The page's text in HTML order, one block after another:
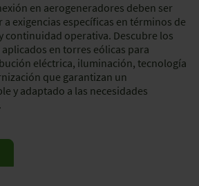
en aerogeneradores deben ser
a exigencias específicas en términos de
continuidad operativa. Descubre los
en torres eólicas para
eléctrica, iluminación, tecnología
que garantizan un
y adaptado a las necesidades